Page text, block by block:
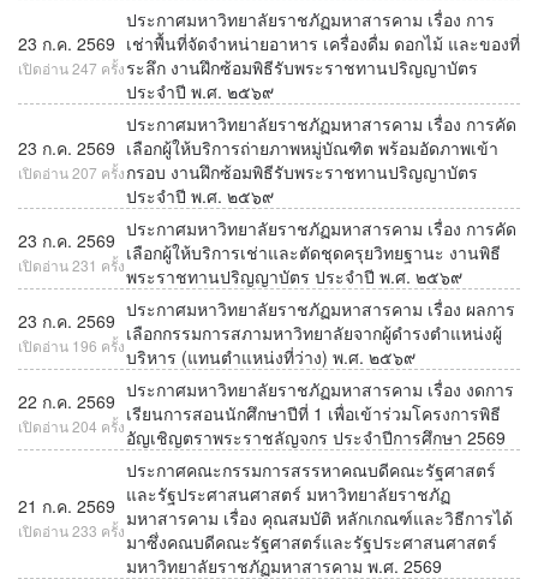
23 ก.ค. 2569
เปิดอ่าน 247 ครั้ง
ประกาศมหาวิทยาลัยราชภัฏมหาสารคาม เรื่อง การ
เช่าพื้นที่จัดจำหน่ายอาหาร เครื่องดื่ม ดอกไม้ และของที่
ระลึก งานฝึกซ้อมพิธีรับพระราชทานปริญญาบัตร
ประจำปี พ.ศ. ๒๕๖๙
23 ก.ค. 2569
เปิดอ่าน 207 ครั้ง
ประกาศมหาวิทยาลัยราชภัฏมหาสารคาม เรื่อง การคัด
เลือกผู้ให้บริการถ่ายภาพหมู่บัณฑิต พร้อมอัดภาพเข้า
กรอบ งานฝึกซ้อมพิธีรับพระราชทานปริญญาบัตร
ประจำปี พ.ศ. ๒๕๖๙
23 ก.ค. 2569
เปิดอ่าน 231 ครั้ง
ประกาศมหาวิทยาลัยราชภัฏมหาสารคาม เรื่อง การคัด
เลือกผู้ให้บริการเช่าและตัดชุดครุยวิทยฐานะ งานพิธี
พระราชทานปริญญาบัตร ประจำปี พ.ศ. ๒๕๖๙
23 ก.ค. 2569
เปิดอ่าน 196 ครั้ง
ประกาศมหาวิทยาลัยราชภัฏมหาสารคาม เรื่อง ผลการ
เลือกกรรมการสภามหาวิทยาลัยจากผู้ดำรงตำแหน่งผู้
บริหาร (แทนตำแหน่งที่ว่าง) พ.ศ. ๒๕๖๙
22 ก.ค. 2569
เปิดอ่าน 204 ครั้ง
ประกาศมหาวิทยาลัยราชภัฏมหาสารคาม เรื่อง งดการ
เรียนการสอนนักศึกษาปีที่ 1 เพื่อเข้าร่วมโครงการพิธี
อัญเชิญตราพระราชลัญจกร ประจำปีการศึกษา 2569
21 ก.ค. 2569
เปิดอ่าน 233 ครั้ง
ประกาศคณะกรรมการสรรหาคณบดีคณะรัฐศาสตร์
และรัฐประศาสนศาสตร์ มหาวิทยาลัยราชภัฏ
มหาสารคาม เรื่อง คุณสมบัติ หลักเกณฑ์และวิธีการได้
มาซึ่งคณบดีคณะรัฐศาสตร์และรัฐประศาสนศาสตร์
มหาวิทยาลัยราชภัฏมหาสารคาม พ.ศ. 2569